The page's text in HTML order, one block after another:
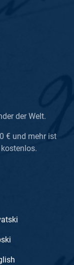
der Welt.
€ und mehr ist